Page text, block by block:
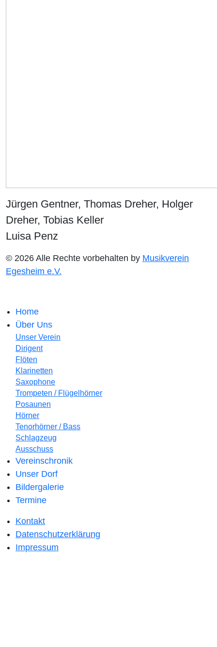
Jürgen Gentner, Thomas Dreher, Holger
Dreher, Tobias Keller
Luisa Penz
© 2026 Alle Rechte vorbehalten by Musikverein
Egesheim e.V.
Home
Über Uns
Unser Verein
Dirigent
Flöten
Klarinetten
Saxophone
Trompeten / Flügelhörner
Posaunen
Hörner
Tenorhörner / Bass
Schlagzeug
Ausschuss
Vereinschronik
Unser Dorf
Bildergalerie
Termine
Kontakt
Datenschutzerklärung
Impressum